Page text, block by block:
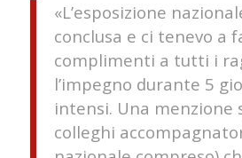
«L’esposizione
conclusa e ci tenevo a
complimenti a tutti i
l’impegno durante 5
intensi. Una menzione
colleghi